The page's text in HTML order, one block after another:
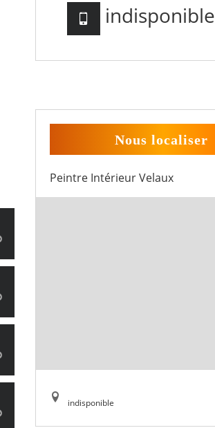
indisponible
Nous localiser
Peintre Intérieur Velaux
indisponible